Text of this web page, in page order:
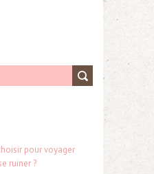
pour voyager
ruiner ?